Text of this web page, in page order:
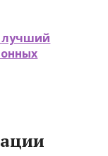
лучший